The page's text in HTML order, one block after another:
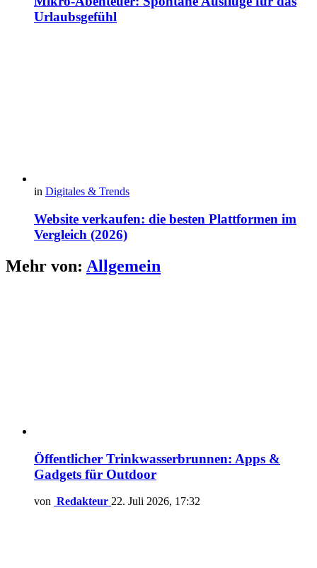
Urlaubsgefühl
in Digitales & Trends
Website verkaufen: die besten Plattformen im
Vergleich (2026)
Mehr von: Allgemein
Öffentlicher Trinkwasserbrunnen: Apps &
Gadgets für Outdoor
von Redakteur 22. Juli 2026, 17:32